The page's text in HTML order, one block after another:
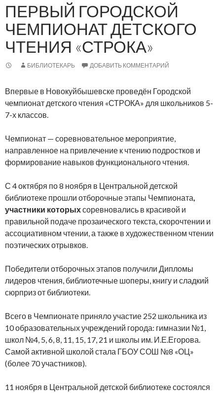
ПЕРВЫЙ ГОРОДСКОЙ
ЧЕМПИОНАТ ДЕТСКОГО
ЧТЕНИЯ «СТРОКА»
БИБЛИОТЕКАРЬ ДОБАВИТЬ КОММЕНТАРИЙ
Впервые в Новокуйбышевске проведён Городской
чемпионат детского чтения «СТРОКА» для школьников 5-
7-х классов.
Чемпионат — соревновательное мероприятие,
направленное на привлечение к чтению подростков и
формирование навыков функционального чтения.
С 4 октября по 8 ноября в Центральной детской
библиотеке прошли отборочные этапы Чемпионата,
участники которыхсоревновались в красивой и
правильной подаче прозаического текста, скорочтении и
ассоциативном чтении, а также в художественном чтении
поэтических отрывков.
Победители отборочных этапов получили Дипломы
лидеров чтения, библиотечные шоперы, книгу и сладкий
сюрприз от библиотеки.
Всего в Чемпионате приняло участие 252 школьника из
10 образовательных учреждений города: гимназии №1,
школ №4, 5, 6, 8, 11, 15, 17, 21 и школы им. И.Е.Егорова.
Самой активной школой стала ГБОУ СОШ №8 «ОЦ»
(более 70 участников).
11 ноября в Центральной детской библиотеке состоялся